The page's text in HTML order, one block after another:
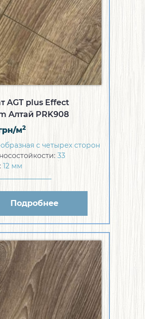
AGT plus Effect
Алтай PRK908
м2
с четырех сторон
33
12 мм
Подробнее